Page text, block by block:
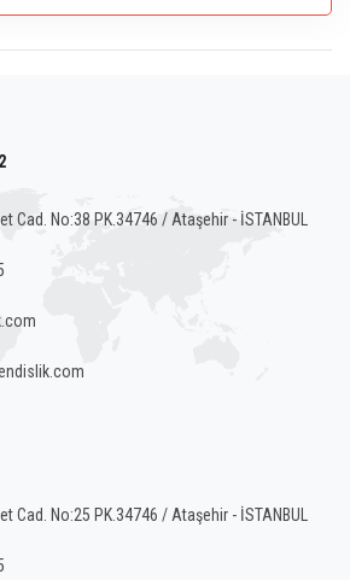
Cad. No:38 PK.34746 / Ataşehir - İSTANBUL
Cad. No:25 PK.34746 / Ataşehir - İSTANBUL